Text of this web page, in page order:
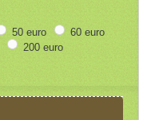
50 euro
60 euro
200 euro